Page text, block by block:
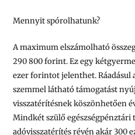
Mennyit spórolhatunk?
A maximum elszámolható
290 800 forint. Ez egy
ezer forintot jelenthet. Ráadásul
szemmel látható támogatást
visszatérítésnek köszönhetően
Mindkét szülő egészségpénztári
adóvisszatérítés révén akár 300